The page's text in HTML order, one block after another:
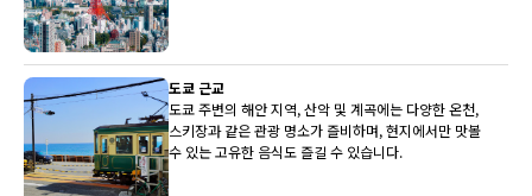
도쿄 근교
도쿄 주변의 해안 지역, 산악 및 계곡에는 다양한 온천,
스키장과 같은 관광 명소가 즐비하며, 현지에서만 맛볼
수 있는 고유한 음식도 즐길 수 있습니다.